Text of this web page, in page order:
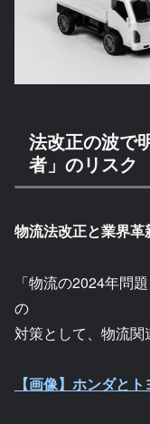
法改正の波で
者」のリスク
物流法改正と業界革
「物流の2024年問
の
対策として、物流関
【画像】ホンダと